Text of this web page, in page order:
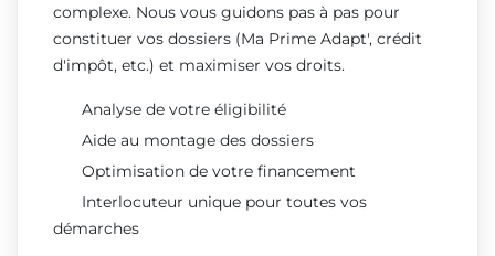
complexe. Nous vous guidons pas à pas pour
constituer vos dossiers (Ma Prime Adapt', crédit
d'impôt, etc.) et maximiser vos droits.
Analyse de votre éligibilité
Aide au montage des dossiers
Optimisation de votre financement
Interlocuteur unique pour toutes vos
démarches